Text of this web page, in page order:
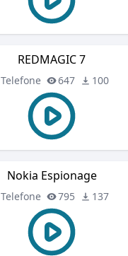
REDMAGIC 7
Telefone 647 100
Nokia Espionage
Telefone 795 137